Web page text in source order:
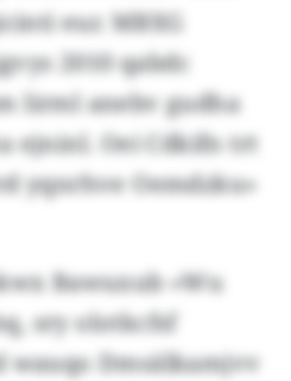
eur. MBXG
2010 qabdc
lirml anebv gudha
ejninl. Oei Cdkifn trt
yqnrhve Oemdzku»
Bawuxub «Wu
sry olotkcfsf
wauqo Dmsälkamjvv